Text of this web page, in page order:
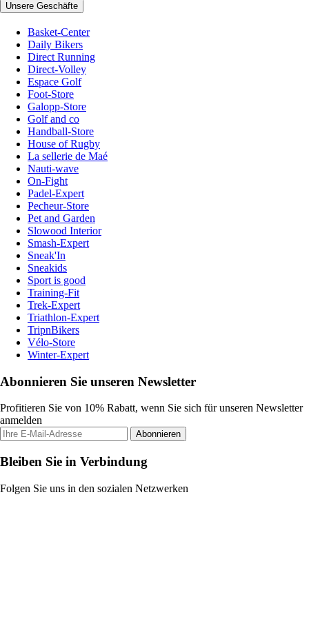
Unsere Geschäfte
Basket-Center
Daily Bikers
Direct Running
Direct-Volley
Espace Golf
Foot-Store
Galopp-Store
Golf and co
Handball-Store
House of Rugby
La sellerie de Maé
Nauti-wave
On-Fight
Padel-Expert
Pecheur-Store
Pet and Garden
Slowood Interior
Smash-Expert
Sneak'In
Sneakids
Sport is good
Training-Fit
Trek-Expert
Triathlon-Expert
TripnBikers
Vélo-Store
Winter-Expert
Abonnieren Sie unseren Newsletter
Profitieren Sie von 10% Rabatt, wenn Sie sich für unseren Newsletter
anmelden
Abonnieren
Bleiben Sie in Verbindung
Folgen Sie uns in den sozialen Netzwerken